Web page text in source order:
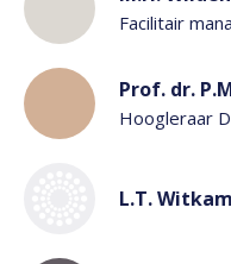
Facilitair
Prof. dr.
Hoogleraar
L.T.